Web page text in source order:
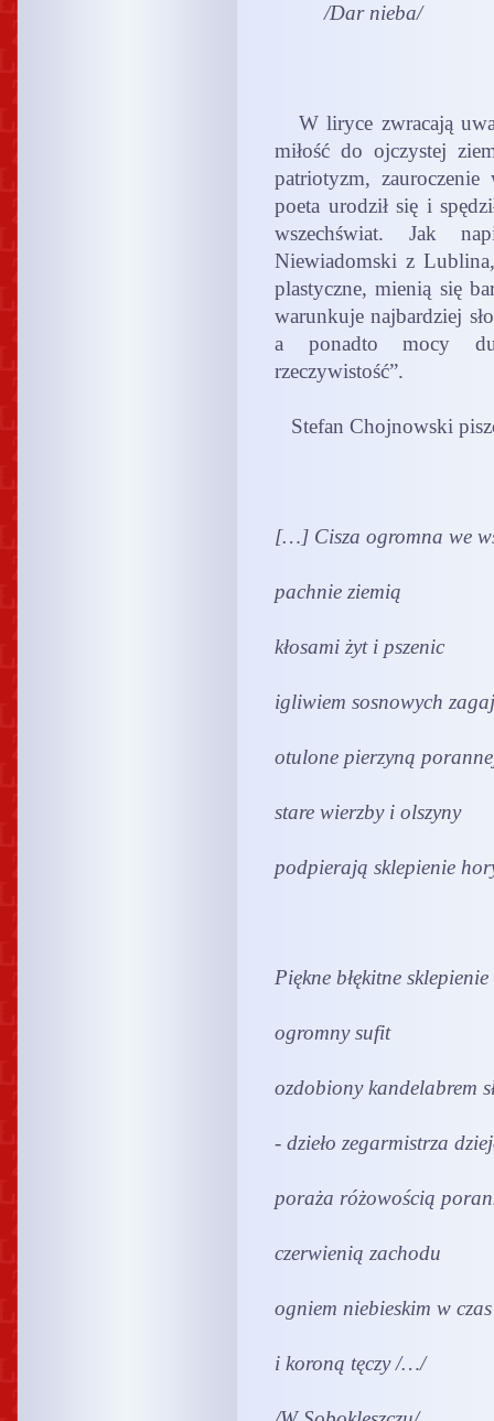
/Dar nieba/
W liryce zwracają
miłość do ojczystej
patriotyzm, zauroczenie
poeta urodził się i
wszechświat. Jak
Niewiadomski z
plastyczne, mienią się
warunkuje najbardziej
a ponadto mocy
rzeczywistość”.
Stefan Chojnowski
[…] Cisza ogromna we
pachnie ziemią
kłosami żyt i pszenic
igliwiem sosnowych
otulone pierzyną
stare wierzby i olszyny
podpierają sklepienie
Piękne błękitne
ogromny sufit
ozdobiony kandelabrem
- dzieło zegarmistrza
poraża różowością
czerwienią zachodu
ogniem niebieskim w
i koroną tęczy /…/